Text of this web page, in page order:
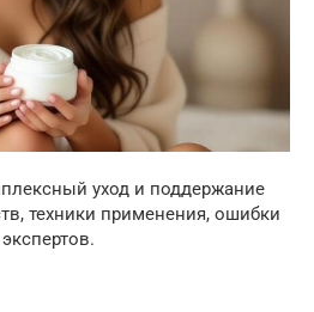
уход и поддержание
техники применения, ошибки